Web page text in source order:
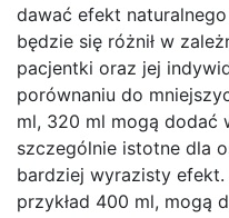
dawać efekt
będzie się różnił w
pacjentki oraz jej
porównaniu do
ml, 320 ml mogą dodać
szczególnie istotne dla
bardziej wyrazisty
przykład 400 ml, mogą